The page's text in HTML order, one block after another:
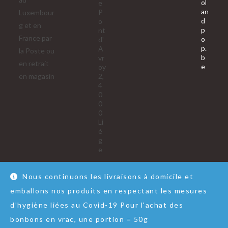
Nous continuons les livraisons à domicile et
emballons nos produits en respectant les mesures
d’hygiène liées au Covid-19 Pour l'achat des
bonbons en vrac, une portion = 50g
Luxembour
g et en
France par
la Poste ou
en retrait
en magasin
e
P
o
nt
d'
A
vr
oy
2,
4
0
0
0
Li
è
g
e
ol
an
d
p
o
p.
b
eS’ouvre
Nous contacter Conditions Générales de Vente